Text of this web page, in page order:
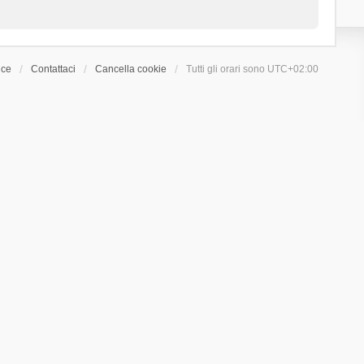
Contattaci Cancella cookie Tutti gli orari sono UTC+02:00